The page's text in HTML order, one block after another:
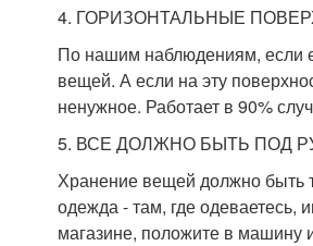
4. ГОРИЗОНТАЛЬНЫЕ
По нашим наблюдениям, если
вещей. А если на эту
ненужное. Работает в 90%
5. ВСЕ ДОЛЖНО БЫТЬ ПОД
Хранение вещей должно быть
одежда - там, где одеваетесь,
магазине, положите в машину